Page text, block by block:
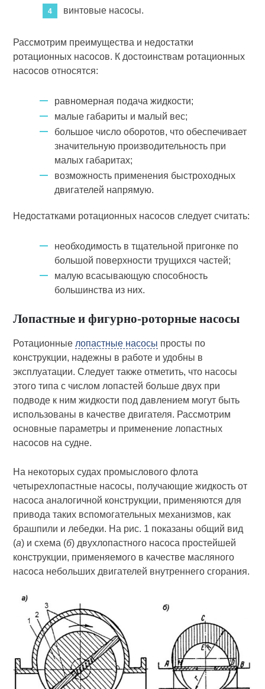
винтовые насосы.
Рассмотрим преимущества и недостатки
ротационных насосов. К достоинствам ротационных
насосов относятся:
равномерная подача жидкости;
малые габариты и малый вес;
большое число оборотов, что обеспечивает
значительную производительность при
малых габаритах;
возможность применения быстроходных
двигателей напрямую.
Недостатками ротационных насосов следует считать:
необходимость в тщательной пригонке по
большой поверхности трущихся частей;
малую всасывающую способность
большинства из них.
Лопастные и фигурно-роторные насосы
Ротационные лопастные насосы просты по
конструкции, надежны в работе и удобны в
эксплуатации. Следует также отметить, что насосы
этого типа с числом лопастей больше двух при
подводе к ним жидкости под давлением могут быть
использованы в качестве двигателя. Рассмотрим
основные параметры и применение лопастных
насосов на судне.
На некоторых судах промыслового флота
четырехлопастные насосы, получающие жидкость от
насоса аналогичной конструкции, применяются для
привода таких вспомогательных механизмов, как
брашпили и лебедки. На рис. 1 показаны общий вид
(а) и схема (б) двухлопастного насоса простейшей
конструкции, применяемого в качестве масляного
насоса небольших двигателей внутреннего сгорания.